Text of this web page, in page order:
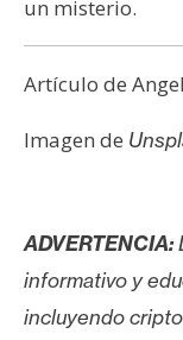
un misterio.
Artículo de
Imagen de
ADVERTENCIA:
informativo y
incluyendo